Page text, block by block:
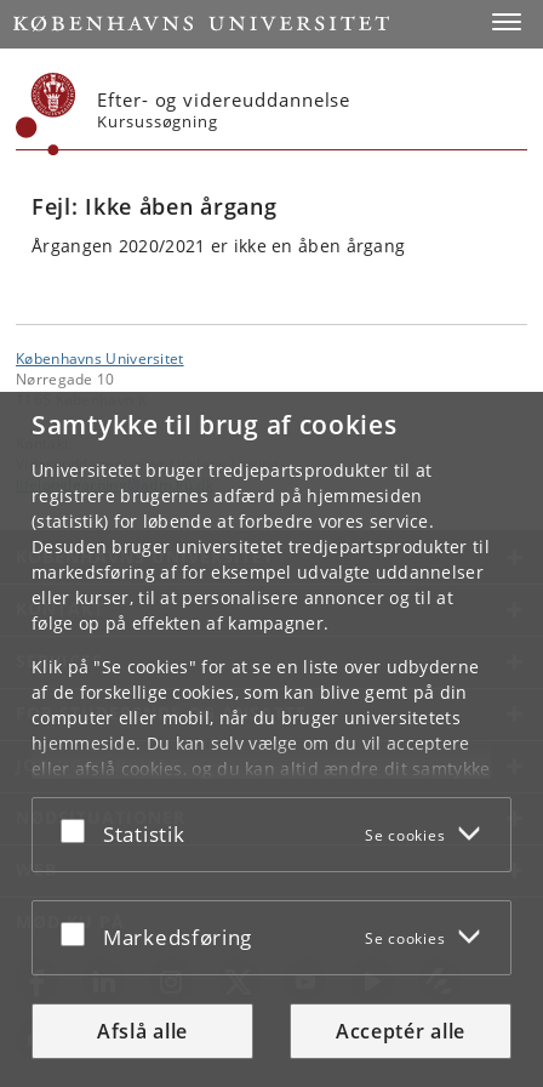
Samtykke til brug af cookies
Universitetet bruger tredjepartsprodukter til at
registrere brugernes adfærd på hjemmesiden
(statistik) for løbende at forbedre vores service.
Desuden bruger universitetet tredjepartsprodukter til
markedsføring af for eksempel udvalgte uddannelser
eller kurser, til at personalisere annoncer og til at
følge op på effekten af kampagner.
Klik på "Se cookies" for at se en liste over udbyderne
af de forskellige cookies, som kan blive gemt på din
computer eller mobil, når du bruger universitetets
hjemmeside. Du kan selv vælge om du vil acceptere
eller afslå cookies, og du kan altid ændre dit samtykke
underCookie- og privatlivspolitiksom du finder i
bunden af hver side.
Acceptér eller afslå
Statistik Se cookies
Acceptér eller afslå
Markedsføring Se cookies
Afslå alle Acceptér alle
Start
Efter- og videreuddannelse
Kursussøgning
Fejl: Ikke åben årgang
Årgangen 2020/2021 er ikke en åben årgang
Københavns Universitet
Nørregade 10
Videreuddannelse og Livslang Læring
.ku
KØBENHAVNS UNIVERSITET
KONTAKT
SERVICES
FOR STUDERENDE OG ANSATTE
JOB OG KARRIERE
NØDSITUATIONER
WEB
MØD KU PÅ